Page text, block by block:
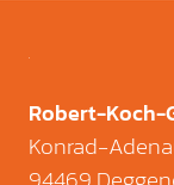
Robert-Koch-
Konrad-